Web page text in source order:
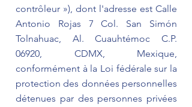
contrôleur »), dont l'adresse est Calle
Antonio Rojas 7 Col. San Simón
Tolnahuac, Al. Cuauhtémoc C.P.
06920, CDMX, Mexique,
conformément à la Loi fédérale sur la
protection des données personnelles
détenues par des personnes privées